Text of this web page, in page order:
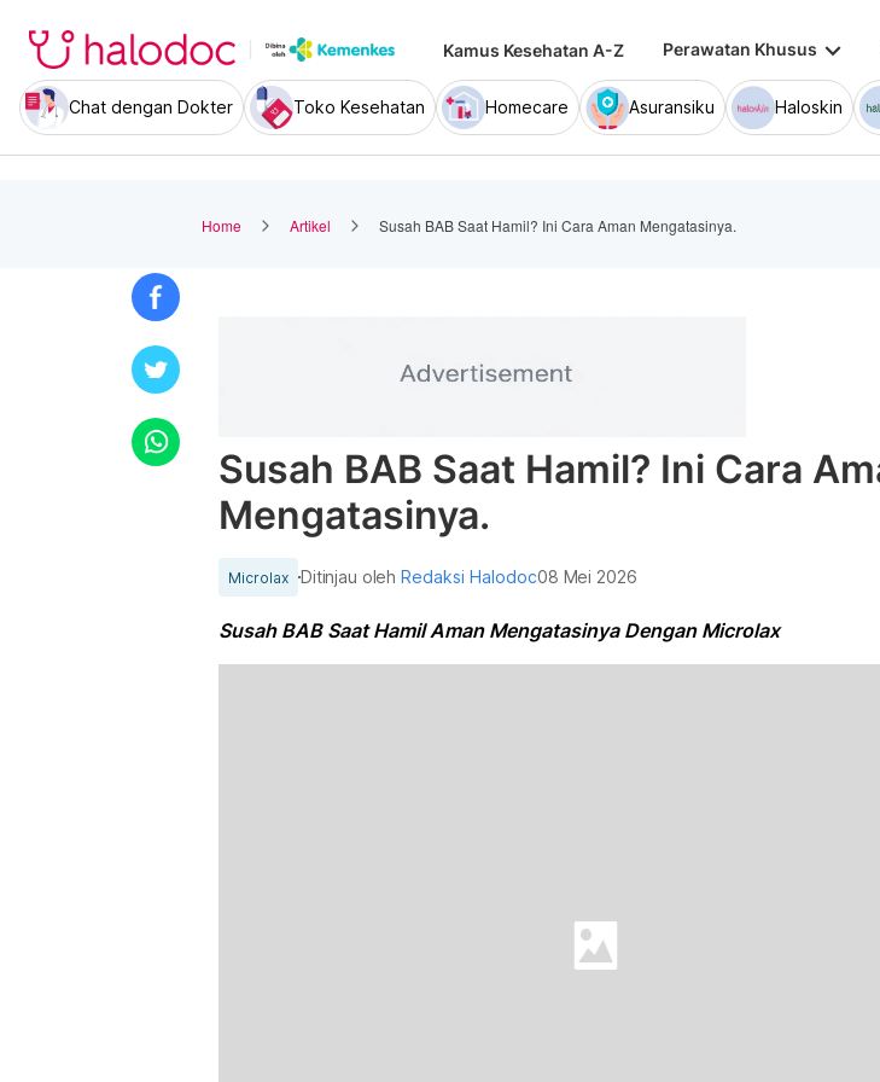
Kamus Kesehatan A-Z Perawatan Khusus keyboard_arrow_down
Chat dengan Dokter Toko Kesehatan Homecare Asuransiku Haloskin
Home Artikel Susah BAB Saat Hamil? Ini Cara Aman Mengatasinya.
Susah BAB Saat Hamil? Ini Cara
Mengatasinya.
Microlax Ditinjau olehRedaksi Halodoc08 Mei 2026
Susah BAB Saat Hamil Aman Mengatasinya Dengan Microlax